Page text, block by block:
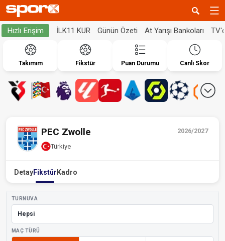
Hızlı Erişim İLK11 KUR Günün Özeti At Yarışı Bankoları
Takımım Fikstür Puan Durumu Canlı Skor
2026/2027
PEC Zwolle
Türkiye
DetayFikstür Kadro
TURNUVA
MAÇ TÜRÜ